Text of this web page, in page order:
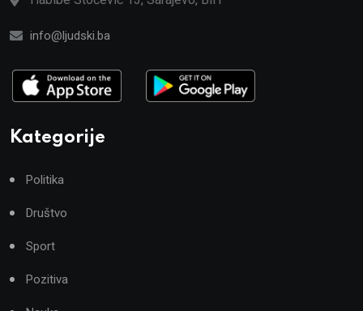
info@ljudski.ba
Kategorije
Politika
Društvo
Sport
Pozitiva